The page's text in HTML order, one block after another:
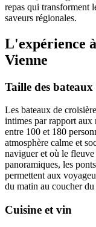
repas qui transforment
saveurs régionales.
L'expérience
Vienne
Taille des
Les bateaux de
intimes par rapport aux
entre 100 et 180
atmosphère calme et
naviguer et où le fleuve
panoramiques, les
permettent aux
du matin au coucher
Cuisine et vin